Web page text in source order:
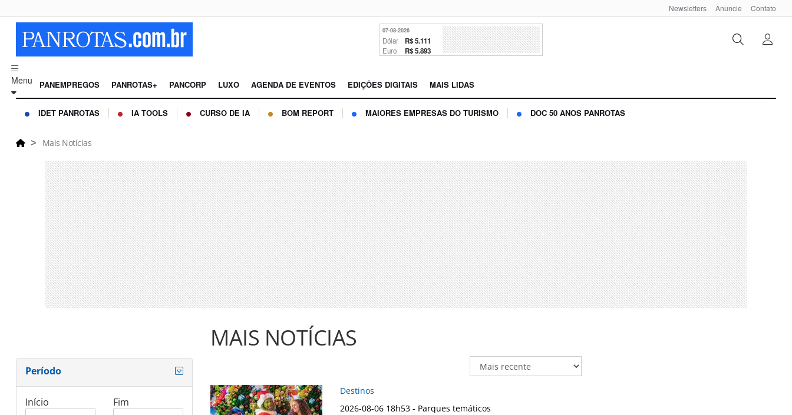
Newsletters Anuncie Contato
07-08-2026
Dólar R$ 5.111
Euro R$ 5.893
Menu PANEMPREGOS PANROTAS+ PANCORP LUXO AGENDA DE EVENTOS EDIÇÕES DIGITAIS MAIS LIDAS
IDET PANROTAS IA TOOLS CURSO DE IA BOM REPORT MAIORES EMPRESAS DO TURISMO DOC 50 ANOS PANROTAS
Mais Notícias
Período
Início Fim
MAIS NOTÍCIAS
Destinos
2026-08-06 18h53 - Parques temáticos